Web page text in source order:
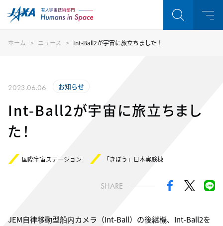
ホーム ニュース Int-Ball2が宇宙に旅立ちました！
2023.06.06 お知らせ
Int-Ball2が宇宙に旅立ちまし
た！
国際宇宙ステーション 「きぼう」日本実験棟
SHARE
JEM自律移動型船内カメラ（Int-Ball）の後継機、Int-Ball2を